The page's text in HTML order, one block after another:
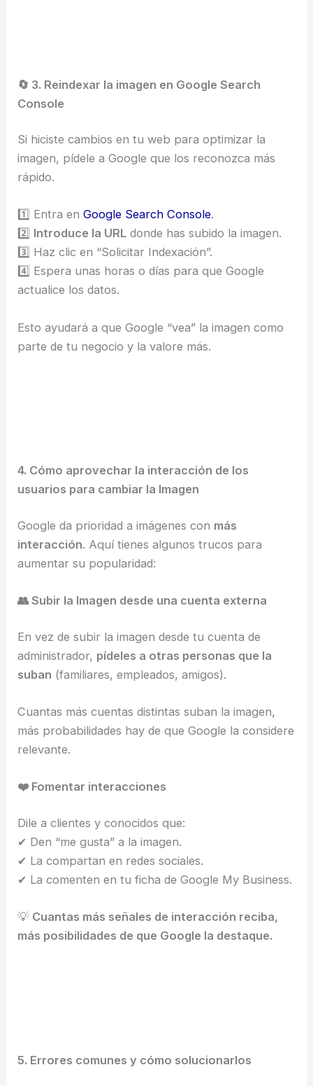
🔄 3. Reindexar la imagen en Google Search
Console
Si hiciste cambios en tu web para optimizar la
imagen, pídele a Google que los reconozca más
rápido.
1️⃣ Entra enGoogle Search Console.
2️⃣ Introduce la URL donde has subido la imagen.
3️⃣ Haz clic en “Solicitar Indexación”.
4️⃣ Espera unas horas o días para que Google
actualice los datos.
Esto ayudará a que Google “vea” la imagen como
parte de tu negocio y la valore más.
4. Cómo aprovechar la interacción de los
usuarios para cambiar la Imagen
Google da prioridad a imágenes con más
interacción. Aquí tienes algunos trucos para
aumentar su popularidad:
👥 Subir la Imagen desde una cuenta externa
En vez de subir la imagen desde tu cuenta de
administrador, pídeles a otras personas que la
suban (familiares, empleados, amigos).
Cuantas más cuentas distintas suban la imagen,
más probabilidades hay de que Google la considere
relevante.
❤️ Fomentar interacciones
Dile a clientes y conocidos que:
✔ Den “me gusta” a la imagen.
✔ La compartan en redes sociales.
✔ La comenten en tu ficha de Google My Business.
💡 Cuantas más señales de interacción reciba,
más posibilidades de que Google la destaque.
5. Errores comunes y cómo solucionarlos